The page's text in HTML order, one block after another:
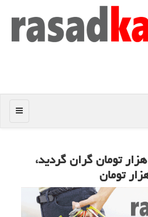
منو
سكه طرح جدید ۱۱۸ هزار تومان گران گردید،